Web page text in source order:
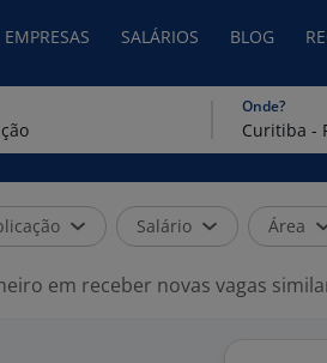
SALÁRIOS BLOG
Onde?
Salário Área
em receber novas vagas